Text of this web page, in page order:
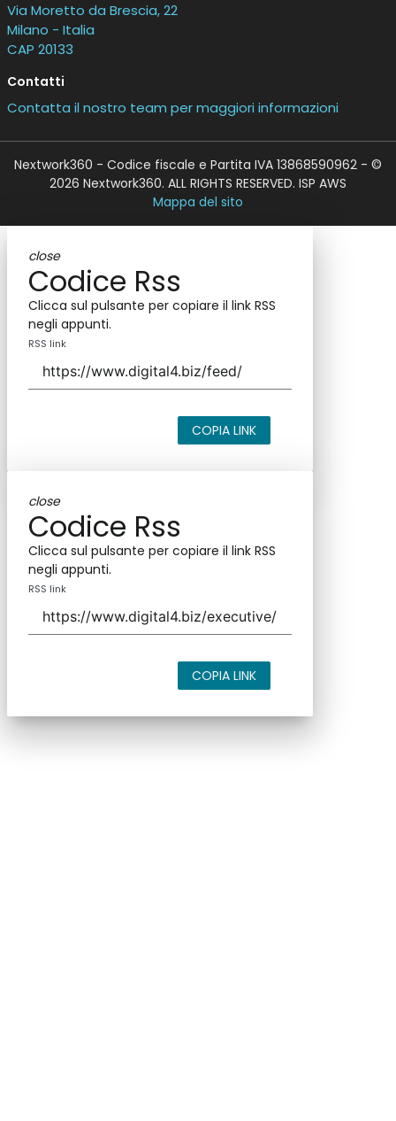
Via Moretto da Brescia, 22
Milano - Italia
CAP 20133
Contatti
Contatta il nostro team per maggiori informazioni
Nextwork360 - Codice fiscale e Partita IVA 13868590962 - ©
2026 Nextwork360. ALL RIGHTS RESERVED. ISP AWS
Mappa del sito
close
Codice Rss
Clicca sul pulsante per copiare il link RSS
negli appunti.
RSS link
COPIA LINK
close
Codice Rss
Clicca sul pulsante per copiare il link RSS
negli appunti.
RSS link
COPIA LINK